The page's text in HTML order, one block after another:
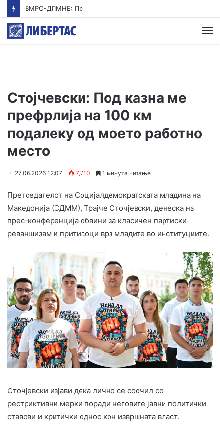
Стојчевски: Под казна ме
префрлија на 100 км
подалеку од моето работно
место
27.06.2026 12:07 7,710 1 минута читање
Претседателот на Социјалдемократската младина на
Македонија (СДММ), Трајче Сточјевски, денеска на
прес-конференција обвини за класичен партиски
реваншизам и притисоци врз младите во институциите.
Сточјевски изјави дека лично се соочил со
рестриктивни мерки поради неговите јавни политички
ставови и критички однос кон извршната власт.